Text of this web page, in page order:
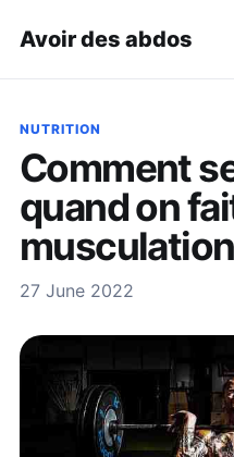
Avoir des abdos
NUTRITION
Comment
quand on
27 June 2022